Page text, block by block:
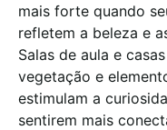
mais forte quando
refletem a beleza e
Salas de aula e
vegetação e
estimulam a
sentirem mais